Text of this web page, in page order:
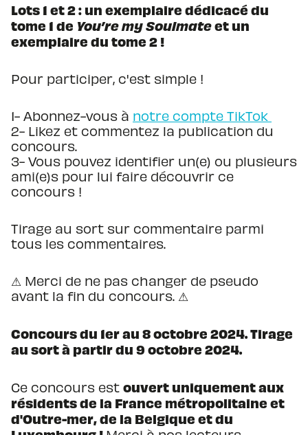
Lots 1 et 2 : un exemplaire dédicacé du
tome 1 de You’re my Soulmateet un
exemplaire du tome 2 !
Pour participer, c'est simple !
1- Abonnez-vous à notre compte TikTok
2- Likez et commentez la publication du
concours.
3- Vous pouvez identifier un(e) ou plusieurs
ami(e)s pour lui faire découvrir ce
concours !
Tirage au sort sur commentaire parmi
tous les commentaires.
⚠ Merci de ne pas changer de pseudo
avant la fin du concours. ⚠
Concours du 1er au 8 octobre 2024. Tirage
au sort à partir du 9 octobre 2024.
Ce concours est ouvert uniquement aux
résidents de la France métropolitaine et
d'Outre-mer, de la Belgique et du